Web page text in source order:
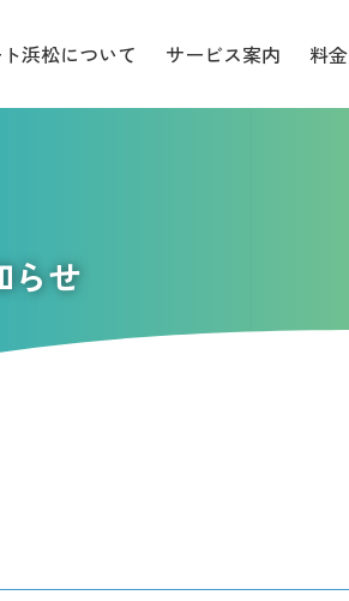
浜松について サービス案内 料金
らせ